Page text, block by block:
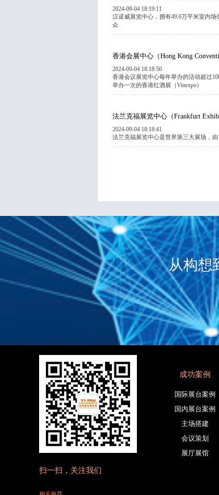
2024-09-04 18:19:11
汉诺威展览中心，拥有49.6万平米室内
众
香港会展中心（Hong Kong
2024-09-04 18:18:50
香港会议展览中心每年举办的活动超过
举办一次的香港红酒展（Vinexpo）
法兰克福展览中心（Frankfurt
2024-09-04 18:18:41
法兰克福展览中心是世界第三大展场，
从构想
扫一扫，关注我们
成功案例
国际展台案例
国内展台案例
主场搭建
会议策划
展厅展馆